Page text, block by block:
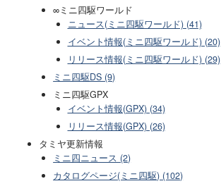
∞ミニ四駆ワールド
ニュース(ミニ四駆ワールド) (41)
イベント情報(ミニ四駆ワールド) (20)
リリース情報(ミニ四駆ワールド) (29)
ミニ四駆DS (9)
ミニ四駆GPX
イベント情報(GPX) (34)
リリース情報(GPX) (26)
タミヤ更新情報
ミニ四ニュース (2)
カタログページ(ミニ四駆) (102)